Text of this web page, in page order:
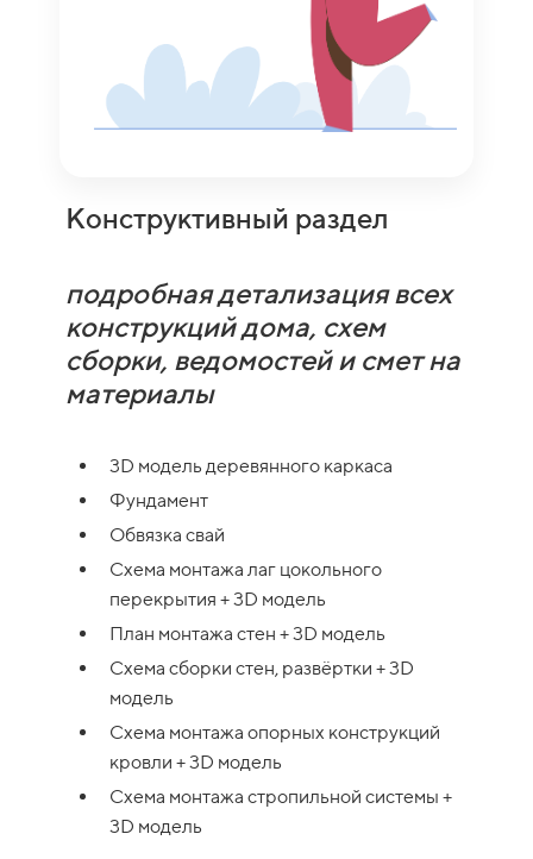
Конструктивный раздел
подробная детализация всех
конструкций дома, схем
сборки, ведомостей и смет на
материалы
3D модель деревянного каркаса
Фундамент
Обвязка свай
Схема монтажа лаг цокольного
перекрытия + 3D модель
План монтажа стен + 3D модель
Схема сборки стен, развёртки + 3D
модель
Схема монтажа опорных конструкций
кровли + 3D модель
Схема монтажа стропильной системы +
3D модель